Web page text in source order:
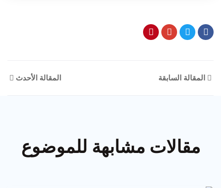
المقالة السابقة المقالة الأحدث
مقالات مشابهة للموضوع